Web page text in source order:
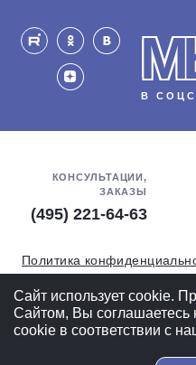
В
КОНСУЛЬТАЦИИ,
ЗАКАЗЫ
(495) 221-64-63
Политика
Обработка персональных
Сайт использует cookie.
Сайтом, Вы соглашаетесь
cookie в соответствии с